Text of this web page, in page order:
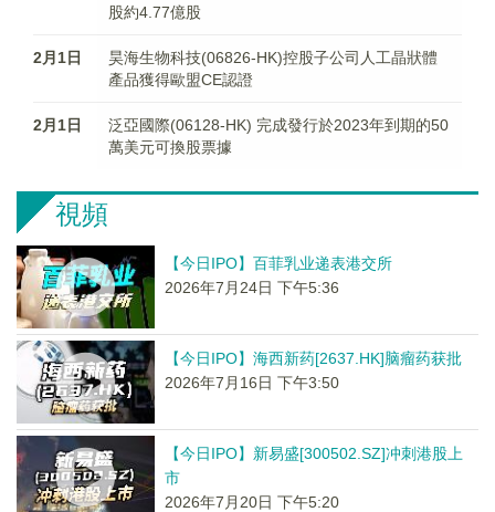
股約4.77億股
2月1日
昊海生物科技(06826-HK)控股子公司人工晶狀體
產品獲得歐盟CE認證
2月1日
泛亞國際(06128-HK) 完成發行於2023年到期的50
萬美元可換股票據
視頻
【今日IPO】百菲乳业递表港交所
2026年7月24日 下午5:36
【今日IPO】海西新药[2637.HK]脑瘤药获批
2026年7月16日 下午3:50
【今日IPO】新易盛[300502.SZ]冲刺港股上
市
2026年7月20日 下午5:20